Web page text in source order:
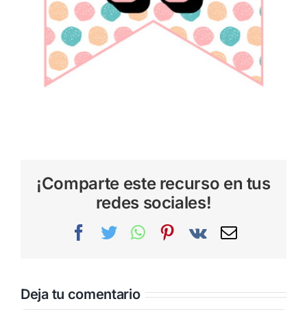
¡Comparte este recurso en tus
redes sociales!
Facebook
TwitterWhatsAppPinterest
Vk
Correo
Deja tu comentario